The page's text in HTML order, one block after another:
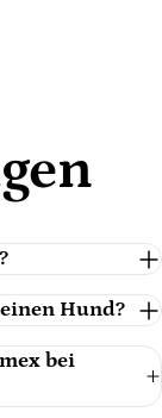
Hund?
bei